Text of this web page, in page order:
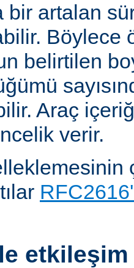
bir artalan
belirtilen
Araç
verir.
etkileşim